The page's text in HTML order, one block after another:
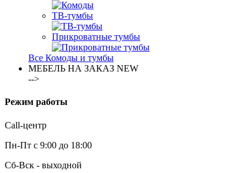
ТВ-тумбы
Прикроватные тумбы
Все Комоды и тумбы
МЕБЕЛЬ НА ЗАКАЗ NEW
-->
Режим работы
Call-центр
Пн-Пт с 9:00 до 18:00
Сб-Вск - выходной